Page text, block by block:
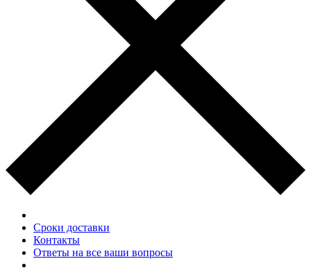
Сроки доставки
Контакты
Ответы на все ваши вопросы